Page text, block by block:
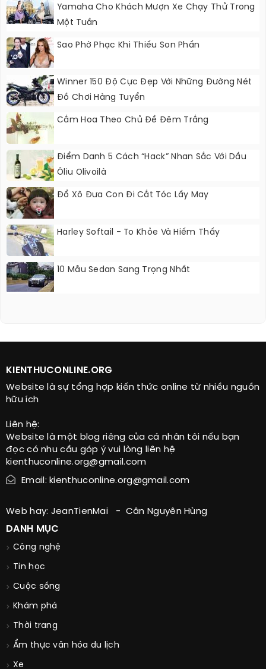
Yamaha Cho Khách Mượn Xe Chạy Thử Trong
Một Tuần
Sao Phờ Phạc Khi Thiếu Son Phấn
Winner 150 Độ Cực Đẹp Với Những Đường Nét
Đồ Chơi Hàng Tuyển
Cắm Hoa Theo Chủ Đề Đêm Trắng
Điểm Danh 5 Cách “hack” Nhan Sắc Với Dầu
Ôliu Olivoilà
Đổ Xô Đưa Con Đi Cắt Tóc Lấy May
Harley Softail - To Khỏe Và Hiếm Thấy
10 Mẫu Sedan Sang Trọng Nhất
KIENTHUCONLINE.ORG
Website là sự tổng hợp kiến thức online từ nhiều nguồn
hữu ích
Liên hệ:
Website là một blog riêng của cá nhân tôi nếu bạn
đọc có nhu cầu góp ý vui lòng liên hệ
kienthuconline.org@gmail.com
Email: kienthuconline.org@gmail.com
Web hay: JeanTienMai - Cân Nguyên Hùng
DANH MỤC
Công nghệ
Tin học
Cuộc sống
Khám phá
Thời trang
Ẩm thực văn hóa du lịch
Xe